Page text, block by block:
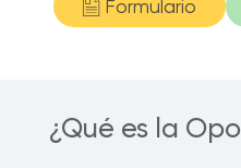
Formulario
¿Qué es la